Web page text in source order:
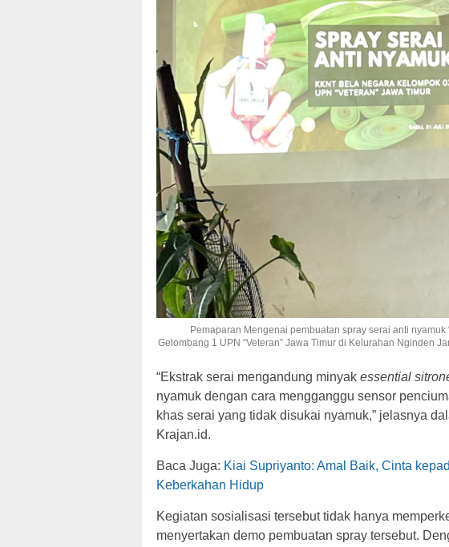
Pemaparan Mengenai pembuatan spray serai anti
Gelombang 1 UPN “Veteran” Jawa Timur di Kelurahan Nginden
“Ekstrak serai mengandung minyak essential
nyamuk dengan cara mengganggu sensor
khas serai yang tidak disukai nyamuk,” jelasnya
Krajan.id.
Baca Juga: Kiai Supriyanto: Amal Baik, Cinta
Keberkahan Hidup
Kegiatan sosialisasi tersebut tidak hanya
menyertakan demo pembuatan spray tersebut.